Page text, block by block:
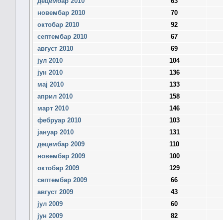
новембар 2010
70
октобар 2010
92
септембар 2010
67
август 2010
69
јул 2010
104
јун 2010
136
мај 2010
133
април 2010
158
март 2010
146
фебруар 2010
103
јануар 2010
131
децембар 2009
110
новембар 2009
100
октобар 2009
129
септембар 2009
66
август 2009
43
јул 2009
60
јун 2009
82